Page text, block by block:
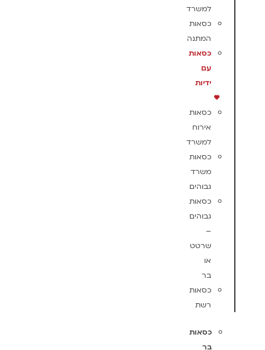
למשרד
כסאות
המתנה
כסאות
עם
ידיות
כסאות
אירוח
למשרד
כסאות
משרד
גבוהים
כסאות
גבוהים
–
שרטט
או
בר
כסאות
רשת
כסאות
בר